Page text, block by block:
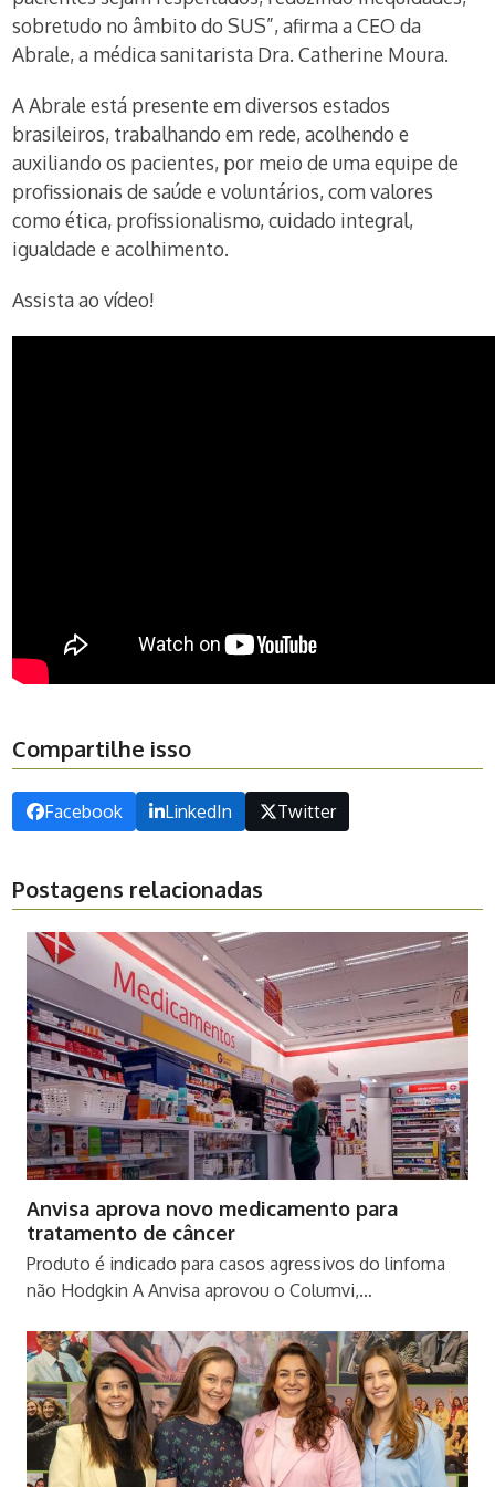
sobretudo no âmbito do SUS”, afirma a CEO da
Abrale, a médica sanitarista Dra. Catherine Moura.
A Abrale está presente em diversos estados
brasileiros, trabalhando em rede, acolhendo e
auxiliando os pacientes, por meio de uma equipe de
profissionais de saúde e voluntários, com valores
como ética, profissionalismo, cuidado integral,
igualdade e acolhimento.
Assista ao vídeo!
Compartilhe isso
Facebook LinkedIn Twitter
Postagens relacionadas
Anvisa aprova novo medicamento para
tratamento de câncer
Produto é indicado para casos agressivos do linfoma
não Hodgkin A Anvisa aprovou o Columvi,…